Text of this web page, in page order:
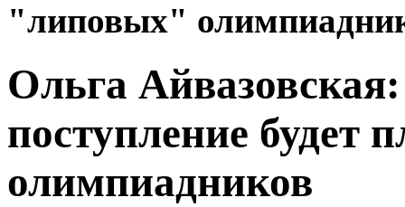
"липовых"
Ольга
поступление будет
олимпиадников